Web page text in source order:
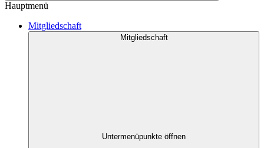
Hauptmenü
Mitgliedschaft
Mitgliedschaft
Untermenüpunkte öffnen